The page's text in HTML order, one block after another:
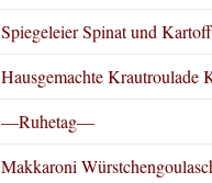
Spiegeleier Spinat und
Hausgemachte Krautroulade
—Ruhetag—
Makkaroni